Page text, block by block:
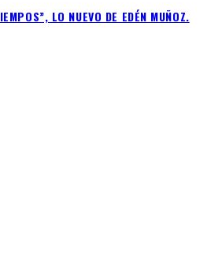
LO NUEVO DE EDÉN MUÑOZ.